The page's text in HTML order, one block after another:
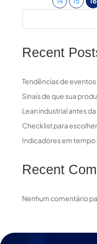
Recent
Tendências de
Sinais de que sua
Lean industrial antes
Checklist para
Indicadores em tempo
Recent
Nenhum comentário